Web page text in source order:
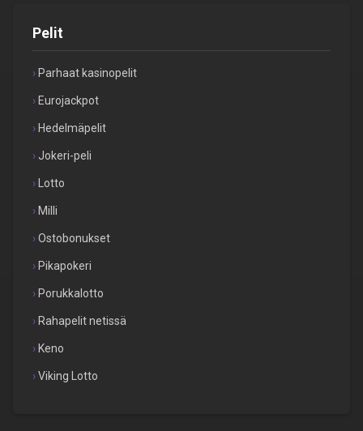
Pelit
Parhaat kasinopelit
Eurojackpot
Hedelmäpelit
Jokeri-peli
Lotto
Milli
Ostobonukset
Pikapokeri
Porukkalotto
Rahapelit netissä
Keno
Viking Lotto